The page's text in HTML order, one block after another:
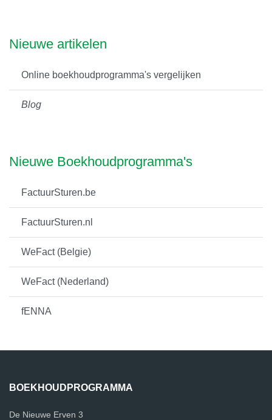
Nieuwe artikelen
Online boekhoudprogramma's vergelijken
Blog
Nieuwe Boekhoudprogramma's
FactuurSturen.be
FactuurSturen.nl
WeFact (Belgie)
WeFact (Nederland)
fENNA
BOEKHOUDPROGRAMMA
De Nieuwe Erven 3